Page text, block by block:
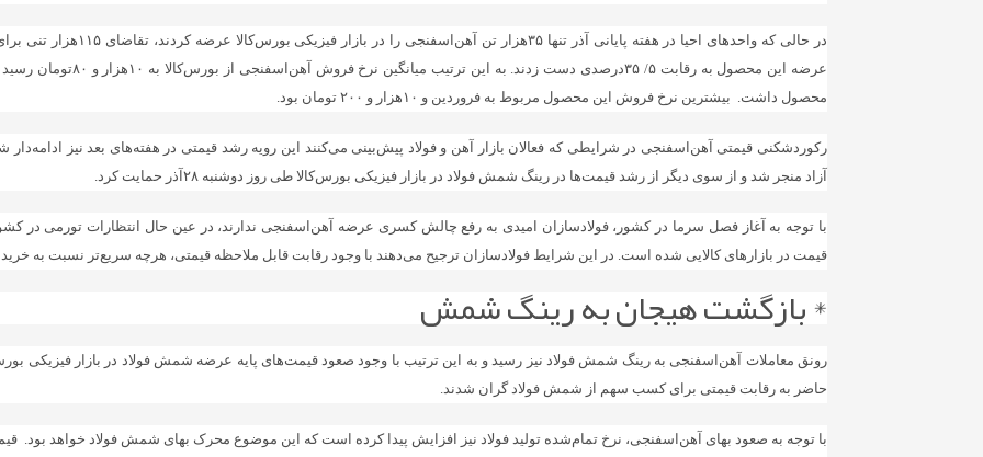
در حالی که واحدهای احیا در هفته
عرضه این محصول به رقابت ۵/
محصول داشت. بیشترین نرخ فروش این محصول مربوط به فروردین و ۱۰‌هزار و ۲۰۰ تومان بود.
رکوردشکنی قیمتی آهن‌‌‌اسفنجی در شرایطی که فعالان بازار آهن و فولاد پیش‌بینی می‌کنند این رویه رشد قیمتی در هفته‌‌‌های بعد نیز ادامه‌‌‌دار
آزاد منجر شد و از سوی دیگر از رشد قیمت‌ها در رینگ شمش فولاد در بازار فیزیکی بورس‌کالا طی روز دوشنبه ۲۸آذر حمایت کرد.
با توجه به آغاز فصل سرما در کشور، فولادسازان امیدی به رفع چالش کسری عرضه آهن‌‌‌اسفنجی ندارند، در عین حال انتظارات تورمی در
قیمت در بازارهای کالایی شده است. در این شرایط فولادسازان ترجیح می‌دهند با وجود رقابت قابل ملاحظه قیمتی، هرچه سریع‌تر نسبت به خرید
* بازگشت هیجان به رینگ شمش
رونق معاملات آهن‌‌‌اسفنجی به رینگ شمش فولاد نیز رسید و به این ترتیب با وجود صعود قیمت‌های پایه عرضه شمش فولاد در بازار فیزیکی
حاضر به رقابت قیمتی برای کسب سهم از شمش فولاد گران شدند.
با توجه به صعود بهای آهن‌‌‌‌‌‌اسفنجی، نرخ تمام‌شده تولید فولاد نیز افزایش پیدا کرده است که این موضوع محرک بهای شمش فولاد خواهد بود.